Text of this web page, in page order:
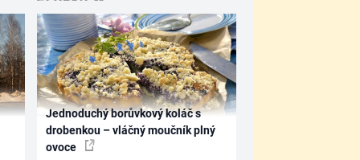
Jednoduchý borůvkový koláč s
drobenkou – vláčný moučník plný
ovoce